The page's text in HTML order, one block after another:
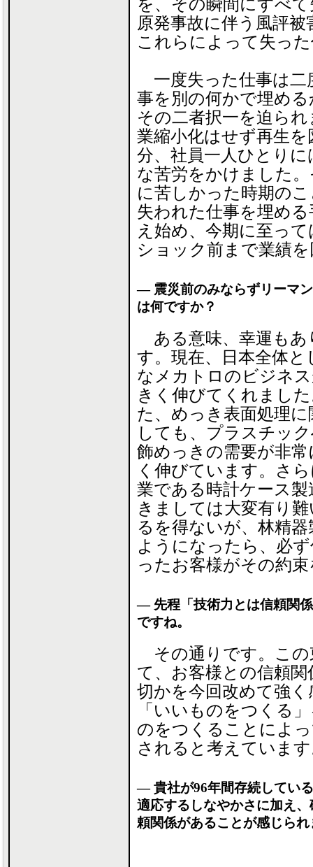
を、その瞬間にすべ
原発事故に伴う風評
これらによって失っ
一度失った仕事は二
事を別の何かで埋め
その二者択一を迫ら
業縮小化はせず再生
分、社員一人ひとり
な苦労をかけました
に苦しかった時期の
失われた仕事を埋め
え始め、今期に至っ
ショック前まで業績
― 震災前のみならずリーマ
は何ですか？
ある意味、幸運もあ
す。現在、日本全体と
なメカトロのビジネ
きく伸びてくれまし
た、めっき表面処理に
しても、プラスチッ
飾めっきの需要が非常
く伸びています。さ
業である時計ケース製
きましては大変有り
るを得ないが、林精
ようになったら、必
ったお客様がその約
― 先程「技術力とは信頼関
ですね。
その通りです。この
て、お客様との信頼
切かを今回改めて強
「いいものをつくる
のをつくることによ
されると考えていま
― 貴社が96年間存続してい
適応するしなやかさに加え
頼関係があることが感じら